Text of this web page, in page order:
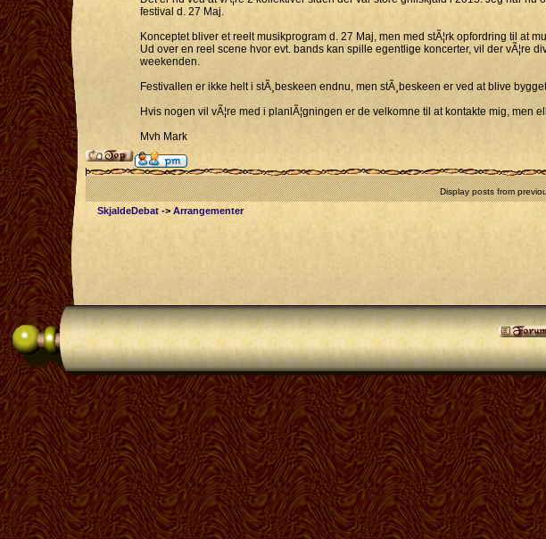
festival d. 27 Maj.
Konceptet bliver et reelt musikprogram d. 27 Maj, men med stÃ¦rk opfordring til at
Ud over en reel scene hvor evt. bands kan spille egentlige koncerter, vil der vÃ¦re
weekenden.
Festivallen er ikke helt i stÃ¸beskeen endnu, men stÃ¸beskeen er ved at blive
Hvis nogen vil vÃ¦re med i planlÃ¦gningen er de velkomne til at kontakte mig,
Mvh Mark
Display posts from
SkjaldeDebat -> Arrangementer